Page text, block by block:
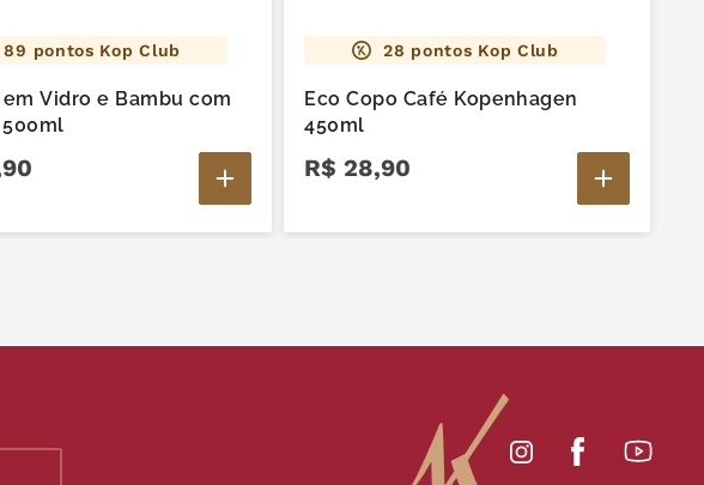
89 pontos Kop Club
Vidro e Bambu com
90
28 pontos Kop Club
Eco Copo Café Kopenhagen
450ml
R$ 28,90